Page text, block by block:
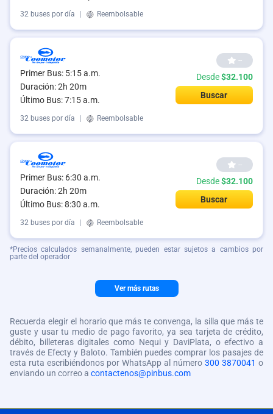
32 buses por día Reembolsable
Primer Bus: 5:15 a.m.
Duración: 2h 20m
Último Bus: 7:15 a.m.
--
Desde$32.100
Buscar
32 buses por día Reembolsable
Primer Bus: 6:30 a.m.
Duración: 2h 20m
Último Bus: 8:30 a.m.
--
Desde$32.100
Buscar
32 buses por día Reembolsable
*Precios calculados semanalmente, pueden estar sujetos a cambios por
parte del operador
Ver más rutas
Recuerda elegir el horario que más te convenga, la silla que más te
guste y usar tu medio de pago favorito, ya sea tarjeta de crédito,
débito, billeteras digitales como Nequi y DaviPlata, o efectivo a
través de Efecty y Baloto. También puedes comprar los pasajes de
esta ruta escribiéndonos por WhatsApp al número 300 3870041 o
enviando un correo a contactenos@pinbus.com